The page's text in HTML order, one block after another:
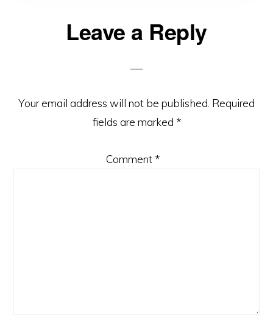
ReaderLeave a Reply
Your email address will not be published. Required
fields are marked *
Comment *